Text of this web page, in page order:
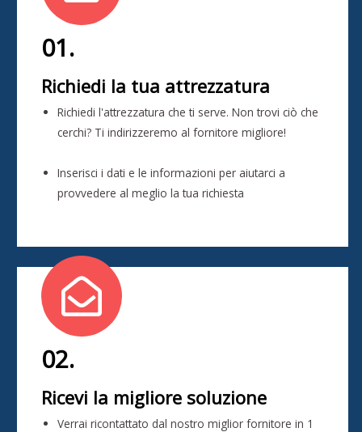
01.
Richiedi la tua attrezzatura
Richiedi l'attrezzatura che ti serve. Non trovi ciò che
cerchi? Ti indirizzeremo al fornitore migliore!
Inserisci i dati e le informazioni per aiutarci a
provvedere al meglio la tua richiesta
02.
Ricevi la migliore soluzione
Verrai ricontattato dal nostro miglior fornitore in 1